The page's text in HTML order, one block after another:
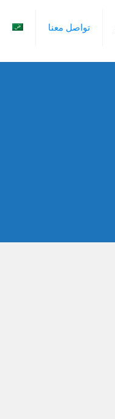
تواصل معنا